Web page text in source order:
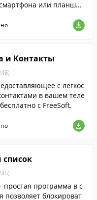
или планшет
и Контакты
с легкос
в вашем теле
с FreeSoft.
программа в с
позволяет блокироват